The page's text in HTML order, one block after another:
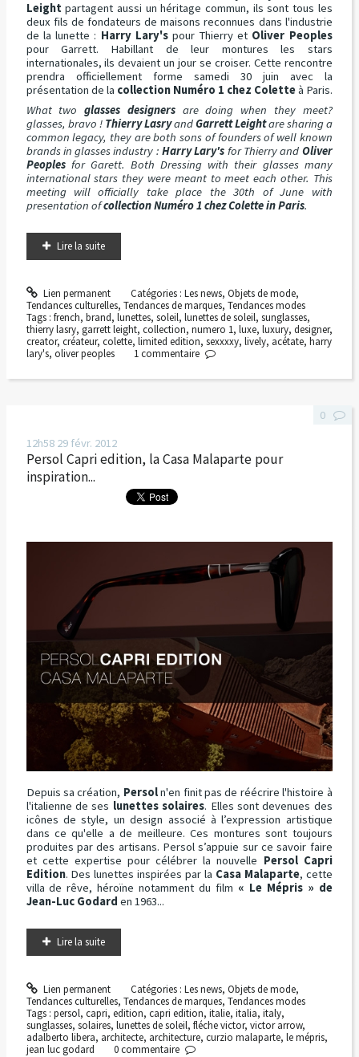
Leightpartagent aussi un héritage commun, ils sont tous les
deux fils de fondateurs de maisons reconnues dans l'industrie
de la lunette : Harry Lary's pour Thierry et Oliver Peoples
pour Garrett. Habillant de leur montures les stars
internationales, ils devaient un jour se croiser. Cette rencontre
prendra officiellement forme samedi 30 juin avec la
présentation de la collection Numéro 1 chez Coletteà Paris.
What twoglasses designersare doing when they meet?
glasses, bravo ! Thierry LasryandGarrett Leightare sharing a
common legacy, they are both sons of founders of well known
brands in glasses industry :Harry Lary's for Thierry and Oliver
Peoplesfor Garett. Both Dressing with their glasses many
international stars they were meant to meet each other. This
meeting will officially take place the 30th of June with
presentation ofcollection Numéro 1 chez Colette in Paris.
Lire la suite
Lien permanent Catégories : Les news, Objets de mode,
Tendances culturelles, Tendances de marques, Tendances modes
Tags : french, brand, lunettes, soleil, lunettes de soleil, sunglasses,
thierry lasry, garrett leight, collection, numero 1, luxe, luxury, designer,
creator, créateur, colette, limited edition, sexxxxy, lively, acétate, harry
lary's, oliver peoples 1commentaire
12h58 29 févr. 2012
Persol Capri edition, la Casa Malaparte pour
inspiration...
Depuis sa création, Persoln'en finit pas de réécrire l'histoire à
l'italienne de ses lunettes solaires. Elles sont devenues des
icônes de style, un design associé à l’expression artistique
dans ce qu'elle a de meilleure. Ces montures sont toujours
produites par des artisans. Persol s’appuie sur ce savoir faire
et cette expertise pour célébrer la nouvelle Persol Capri
Edition. Des lunettes inspirées par la Casa Malaparte, cette
villa de rêve, héroïne notamment du film « Le Mépris » de
Jean-Luc Godard en 1963...
Lire la suite
Lien permanent Catégories : Les news, Objets de mode,
Tendances culturelles, Tendances de marques, Tendances modes
Tags : persol, capri, edition, capri edition, italie, italia, italy,
sunglasses, solaires, lunettes de soleil, fléche victor, victor arrow,
adalberto libera, architecte, architecture, curzio malaparte, le mépris,
jean luc godard
0
0commentaire